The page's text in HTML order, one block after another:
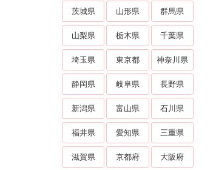
茨城県 山形県 群馬県
山梨県 栃木県 千葉県
埼玉県 東京都 神奈川県
静岡県 岐阜県 長野県
新潟県 富山県 石川県
福井県 愛知県 三重県
滋賀県 京都府 大阪府